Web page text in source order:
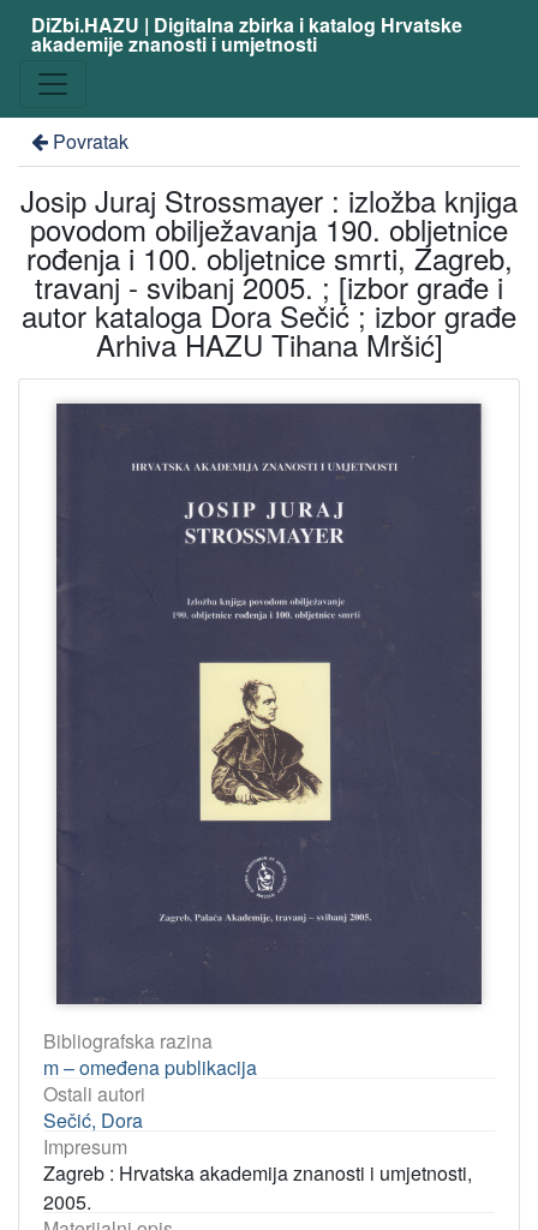
DiZbi.HAZU | Digitalna zbirka i katalog Hrvatske
akademije znanosti i umjetnosti
Povratak
Josip Juraj Strossmayer : izložba knjiga
povodom obilježavanja 190. obljetnice
rođenja i 100. obljetnice smrti, Zagreb,
travanj - svibanj 2005. ; [izbor građe i
autor kataloga Dora Sečić ; izbor građe
Arhiva HAZU Tihana Mršić]
Bibliografska razina
m – omeđena publikacija
Ostali autori
Sečić, Dora
Impresum
Zagreb : Hrvatska akademija znanosti i umjetnosti,
2005.